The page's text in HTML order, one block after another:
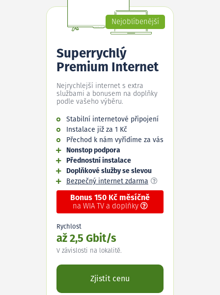
Nejoblíbenější
Superrychlý
Premium Internet
Nejrychlejší internet s extra
službami a bonusem na doplňky
podle vašeho výběru.
Stabilní internetové připojení
Instalace již za 1 Kč
Přechod k nám vyřídíme za vás
Nonstop podpora
Přednostní instalace
Doplňkové služby se slevou
Bezpečný internet zdarma
Bonus 150 Kč měsíčně
na WIA TV a doplňky
Rychlost
až 2,5 Gbit/s
V závislosti na lokalitě.
Zjistit cenu